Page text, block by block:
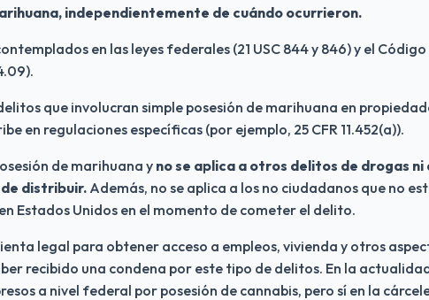
independientemente de cuándo ocurrieron.
en las leyes federales (21 USC 844 y 846) y el Código
que involucran simple posesión de marihuana en
en regulaciones específicas (por ejemplo, 25 CFR 11.452(a)).
de marihuana y no se aplica a otros delitos de drogas ni
distribuir.
en Estados Unidos en el momento de cometer el delito.
legal para obtener acceso a empleos, vivienda y otros
recibido una condena por este tipo de delitos. En la
a nivel federal por posesión de cannabis, pero sí en la